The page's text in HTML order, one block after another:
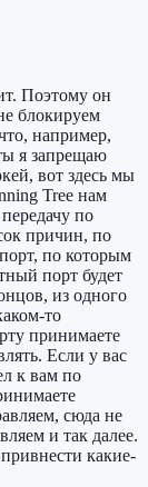
Поэтому он
блокируем
например,
я запрещаю
вот здесь мы
Tree нам
по
причин, по
по которым
порт будет
из одного
то
принимаете
Если у вас
к вам по
сюда не
и так далее.
какие-